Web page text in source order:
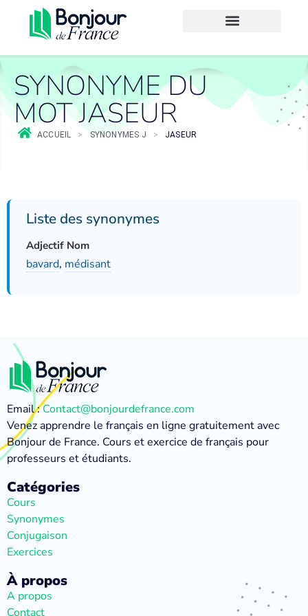
SYNONYME DU
MOT JASEUR
ACCUEIL > SYNONYMES J > JASEUR
Liste des synonymes
Adjectif Nom
bavard, médisant
Email :Contact@bonjourdefrance.com
Venez apprendre le français en ligne gratuitement avec
Bonjour de France. Cours et exercice de français pour
professeurs et étudiants.
Catégories
Cours
Synonymes
Conjugaison
Exercices
À propos
A propos
Contact